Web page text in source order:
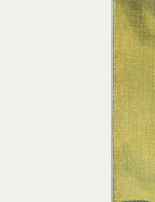
Personnage et drapé dans un paysage